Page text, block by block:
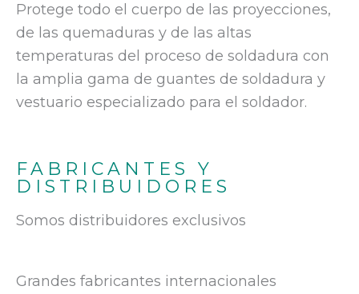
Protege todo el cuerpo de las proyecciones,
de las quemaduras y de las altas
temperaturas del proceso de soldadura con
la amplia gama de guantes de soldadura y
vestuario especializado para el soldador.
FABRICANTES Y
DISTRIBUIDORES
Somos distribuidores exclusivos
Grandes fabricantes internacionales